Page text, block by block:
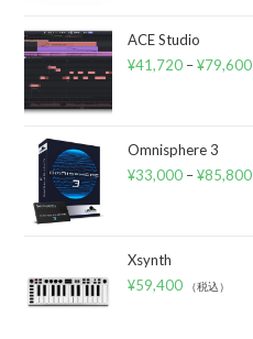
ACE Studio
¥41,720 –¥79,600
Omnisphere 3
¥33,000 –¥85,800
Xsynth
¥59,400 （税込）